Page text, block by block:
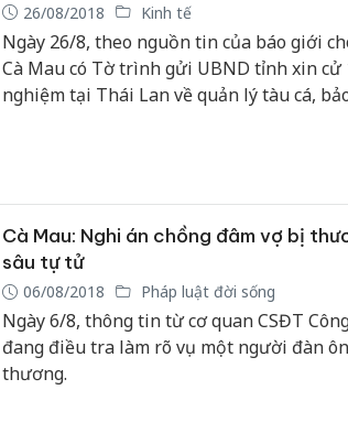
26/08/2018 Kinh tế
Ngày 26/8, theo nguồn tin của báo giới
Cà Mau có Tờ trình gửi UBND tỉnh xin
nghiệm tại Thái Lan về quản lý tàu cá,
Cà Mau: Nghi án chồng đâm vợ bị
sâu tự tử
06/08/2018 Pháp luật đời sống
Ngày 6/8, thông tin từ cơ quan CSĐT
đang điều tra làm rõ vụ một người đàn
thương.